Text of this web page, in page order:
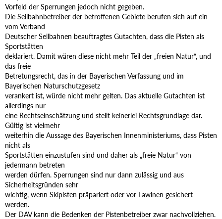
Vorfeld der Sperrungen jedoch nicht gegeben.
Die Seilbahnbetreiber der betroffenen Gebiete berufen sich auf ein
vom Verband
Deutscher Seilbahnen beauftragtes Gutachten, dass die Pisten als
Sportstätten
deklariert. Damit wären diese nicht mehr Teil der „freien Natur“, und
das freie
Betretungsrecht, das in der Bayerischen Verfassung und im
Bayerischen Naturschutzgesetz
verankert ist, würde nicht mehr gelten. Das aktuelle Gutachten ist
allerdings nur
eine Rechtseinschätzung und stellt keinerlei Rechtsgrundlage dar.
Gültig ist vielmehr
weiterhin die Aussage des Bayerischen Innenministeriums, dass Pisten
nicht als
Sportstätten einzustufen sind und daher als „freie Natur“ von
jedermann betreten
werden dürfen. Sperrungen sind nur dann zulässig und aus
Sicherheitsgründen sehr
wichtig, wenn Skipisten präpariert oder vor Lawinen gesichert
werden.
Der DAV kann die Bedenken der Pistenbetreiber zwar nachvollziehen.